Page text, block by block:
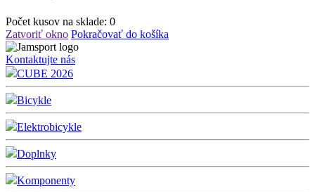
Počet kusov na sklade: 0
Zatvoriť okno Pokračovať do košíka
Kontaktujte nás
CUBE 2026
Bicykle
Elektrobicykle
Doplnky
Komponenty